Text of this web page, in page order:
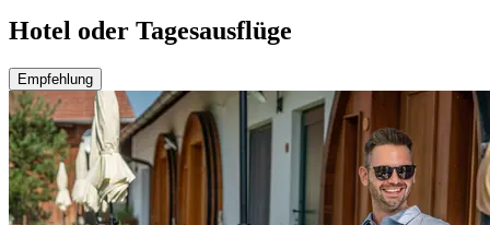
Hotel oder Tagesausflüge
Empfehlung